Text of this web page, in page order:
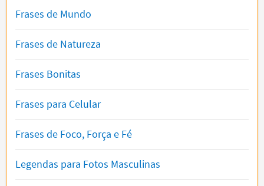
Frases de Mundo
Frases de Natureza
Frases Bonitas
Frases para Celular
Frases de Foco, Força e Fé
Legendas para Fotos Masculinas